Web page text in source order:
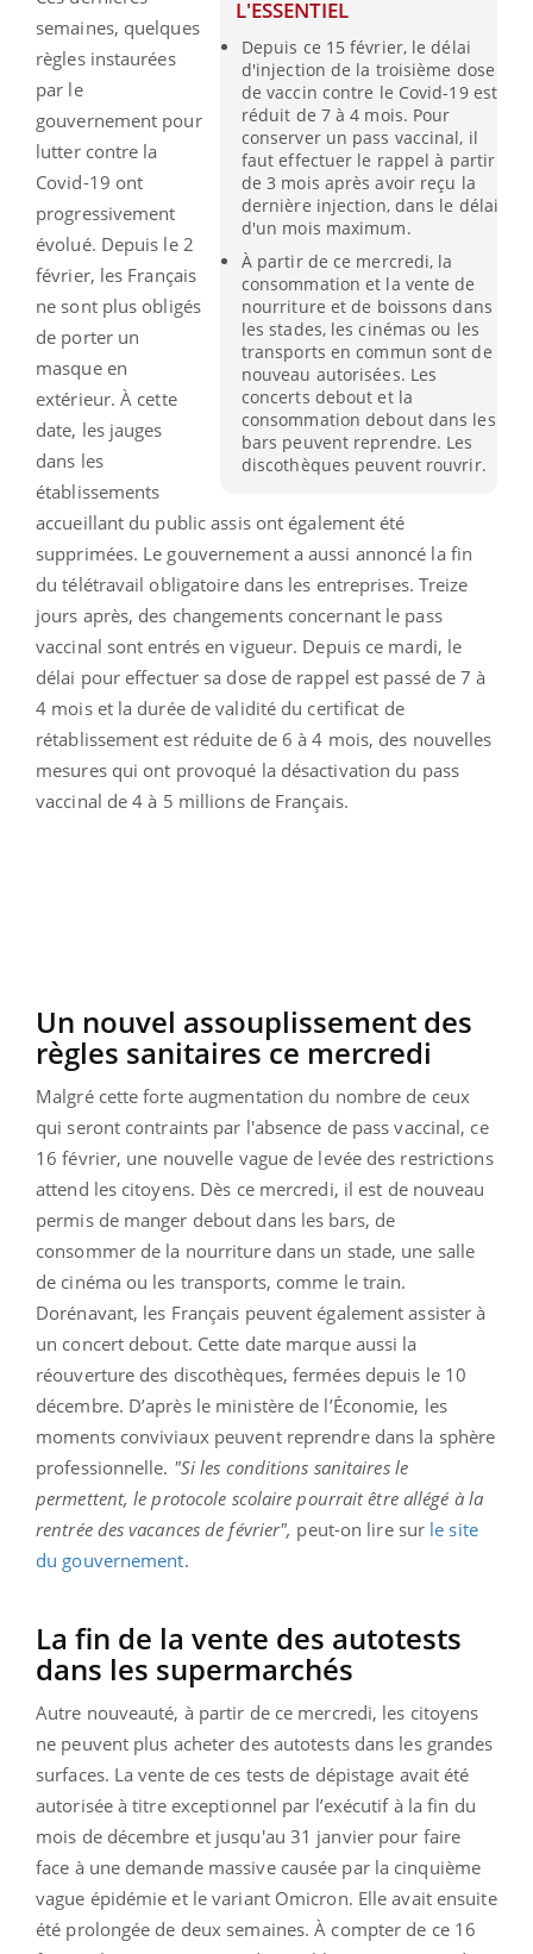
L'ESSENTIEL
Depuis ce 15 février, le délai
d'injection de la troisième dose
de vaccin contre le Covid-19 est
réduit de 7 à 4 mois. Pour
conserver un pass vaccinal, il
faut effectuer le rappel à partir
de 3 mois après avoir reçu la
dernière injection, dans le délai
d'un mois maximum.
À partir de ce mercredi, la
consommation et la vente de
nourriture et de boissons dans
les stades, les cinémas ou les
transports en commun sont de
nouveau autorisées. Les
concerts debout et la
consommation debout dans les
bars peuvent reprendre. Les
discothèques peuvent rouvrir.
semaines, quelques
règles instaurées
par le
gouvernement pour
lutter contre la
Covid-19 ont
progressivement
évolué. Depuis le 2
février, les Français
ne sont plus obligés
de porter un
masque en
extérieur. À cette
date, les jauges
dans les
établissements
accueillant du public assis ont également été
supprimées. Le gouvernement a aussi annoncé la fin
du télétravail obligatoire dans les entreprises. Treize
jours après, des changements concernant le pass
vaccinal sont entrés en vigueur. Depuis ce mardi, le
délai pour effectuer sa dose de rappel est passé de 7 à
4 mois et la durée de validité du certificat de
rétablissement est réduite de 6 à 4 mois, des nouvelles
mesures qui ont provoqué la désactivation du pass
vaccinal de 4 à 5 millions de Français.
Un nouvel assouplissement des
règles sanitaires ce mercredi
Malgré cette forte augmentation du nombre de ceux
qui seront contraints par l'absence de pass vaccinal, ce
16 février, une nouvelle vague de levée des restrictions
attend les citoyens. Dès ce mercredi, il est de nouveau
permis de manger debout dans les bars, de
consommer de la nourriture dans un stade, une salle
de cinéma ou les transports, comme le train.
Dorénavant, les Français peuvent également assister à
un concert debout. Cette date marque aussi la
réouverture des discothèques, fermées depuis le 10
décembre. D’après le ministère de l’Économie, les
moments conviviaux peuvent reprendre dans la sphère
professionnelle. "Si les conditions sanitaires le
permettent, le protocole scolaire pourrait être allégé à la
rentrée des vacances de février", peut-on lire sur le site
du gouvernement.
La fin de la vente des autotests
dans les supermarchés
Autre nouveauté, à partir de ce mercredi, les citoyens
ne peuvent plus acheter des autotests dans les grandes
surfaces. La vente de ces tests de dépistage avait été
autorisée à titre exceptionnel par l’exécutif à la fin du
mois de décembre et jusqu'au 31 janvier pour faire
face à une demande massive causée par la cinquième
vague épidémie et le variant Omicron. Elle avait ensuite
été prolongée de deux semaines. À compter de ce 16